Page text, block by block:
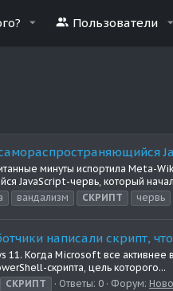
Пользователи
минуты испортила Meta-
JavaScript-червь, который начал
вандализм СКРИПТ червь
написали скрипт,
Когда Microsoft все активнее
скрипта, цель которого...
СКРИПТ Ответы: 0 Форум: